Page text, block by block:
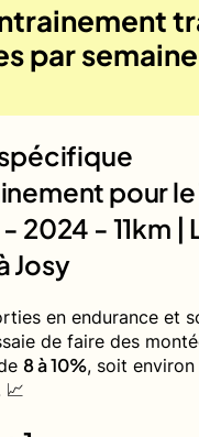
par semaine
pour le
2024 - 11km |
Josy
en endurance et
de faire des
8 à 10%, soit environ
📈